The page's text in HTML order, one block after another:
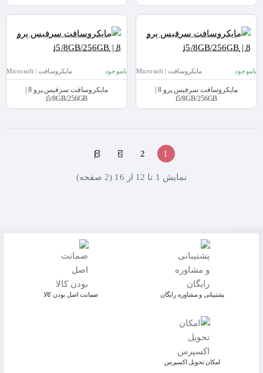
ناموجود مایکروسافت | Microsoft
i5/8GB/256GB
ناموجود مایکروسافت | Microsoft
i5/8GB/256GB
1
2
>
>|
نمايش 1 تا 12 از 16 (2 صفحه)
پشتیبانی و مشاوره رایگان ﺿﻤﺎﻧﺖ اﺻﻞ ﺑﻮدن ﮐﺎﻟﺎ
اﻣﮑﺎن ﺗﺤﻮﯾﻞ اﮐﺴﭙﺮس